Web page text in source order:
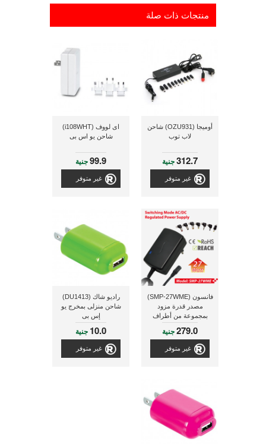
منتجات ذات صلة
أوميجا (OZU931) شاحن
لاب توب
312.7جنية
غير متوفر
اى لووف (i108WHT)
شاحن يو اس بى
99.9جنية
غير متوفر
فانسون (SMP-27WME)
مصدر قدرة مزود
بمجموعة من أطراف
التوصيل
279.0جنية
غير متوفر
راديو شاك (DU1413)
شاحن منزلى بمخرج يو
إس بى
10.0 جنية
غير متوفر